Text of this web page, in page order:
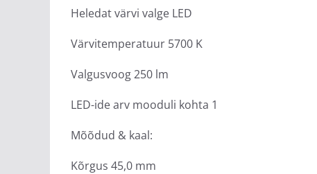
Heledat värvi valge LED
Värvitemperatuur 5700 K
Valgusvoog 250 lm
LED-ide arv mooduli kohta 1
Mõõdud & kaal:
Kõrgus 45,0 mm